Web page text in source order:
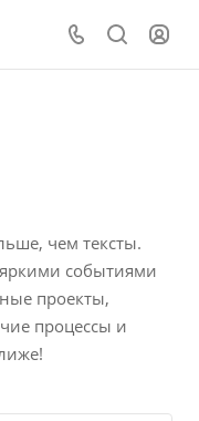
чем тексты.
событиями
проекты,
процессы и